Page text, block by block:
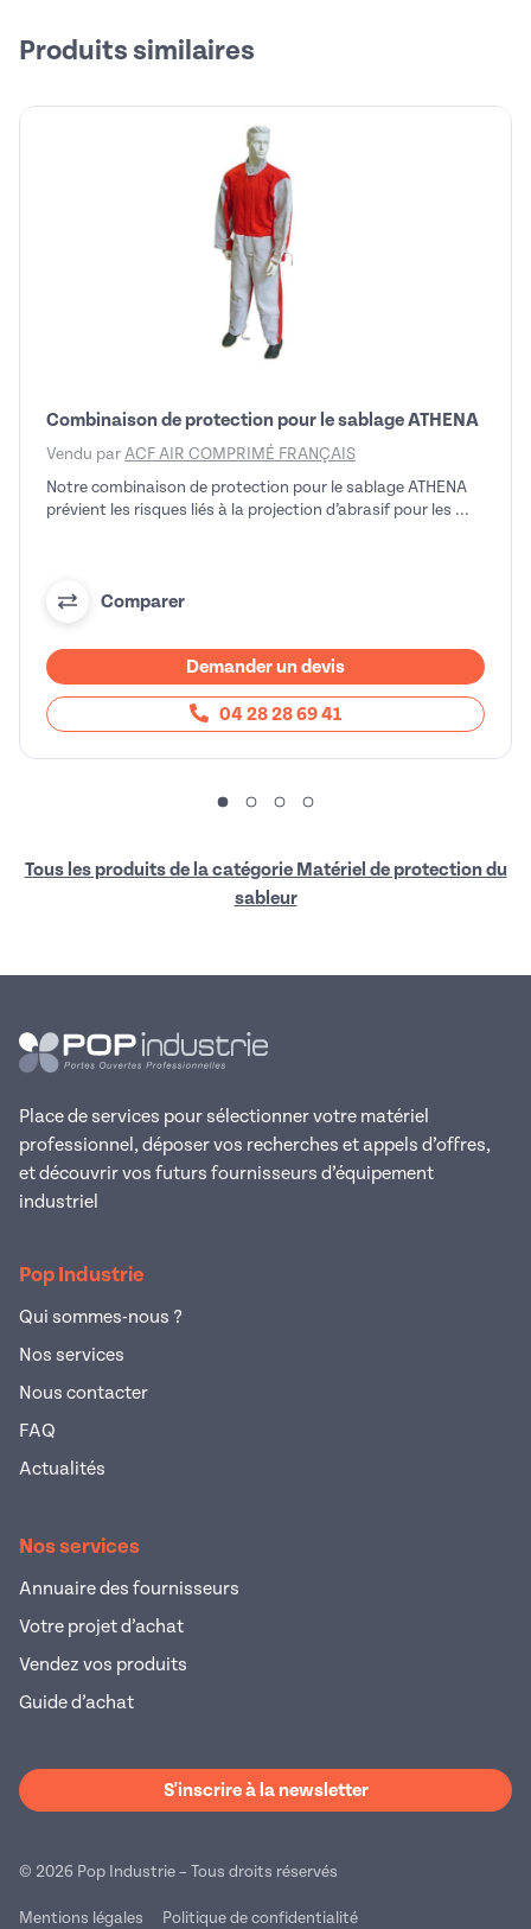
Produits similaires
Combinaison de protection pour le sablage ATHENA
Vendu par ACF AIR COMPRIMÉ FRANÇAIS
Notre combinaison de protection pour le sablage ATHENA
prévient les risques liés à la projection d’abrasif pour les ...
Comparer
Demander un devis
04 28 28 69 41
Tous les produits de la catégorie Matériel de protection du
sableur
Place de services pour sélectionner votre matériel
professionnel, déposer vos recherches et appels d’offres,
et découvrir vos futurs fournisseurs d’équipement
industriel
Pop Industrie
Qui sommes-nous ?
Nos services
Nous contacter
FAQ
Actualités
Nos services
Annuaire des fournisseurs
Votre projet d’achat
Vendez vos produits
Guide d’achat
S'inscrire à la newsletter
© 2026 Pop Industrie – Tous droits réservés
Mentions légales
Politique de confidentialité